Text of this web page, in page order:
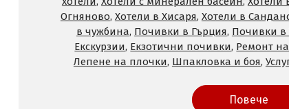
Огняново, Хотели в Хисаря, Хотели в
в чужбина, Почивки в Гърция, Почивки в
Екскурзии, Екзотични почивки, Ремонт
Лепене на плочки, Шпакловка и боя,
Повече